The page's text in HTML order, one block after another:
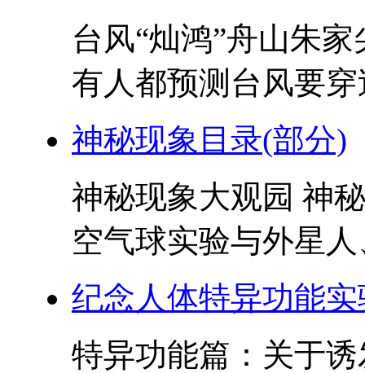
台风“灿鸿”舟山朱
有人都预测台风要
神秘现象目录(部分)
神秘现象大观园 神
空气球实验与外星
纪念人体特异功能
特异功能篇：关于